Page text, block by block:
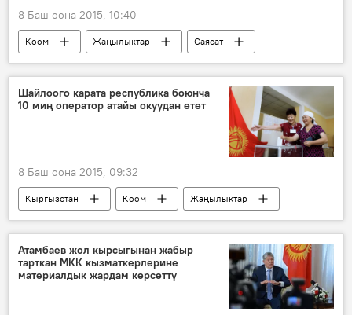
8 Баш оона 2015, 10:40
Коом Жаңылыктар
Саясат
Германия
Алмазбек Атамбаев
элчи
Шайлоого карата республика боюнча
10 миң оператор атайы окуудан өтөт
8 Баш оона 2015, 09:32
Кыргызстан Коом
Жаңылыктар
Саясат
жабдуу
оператор
окуу
Жогорку Кеңешке шайлоо
Атамбаев жол кырсыгынан жабыр
тарткан МКК кызматкерлерине
материалдык жардам көрсөттү